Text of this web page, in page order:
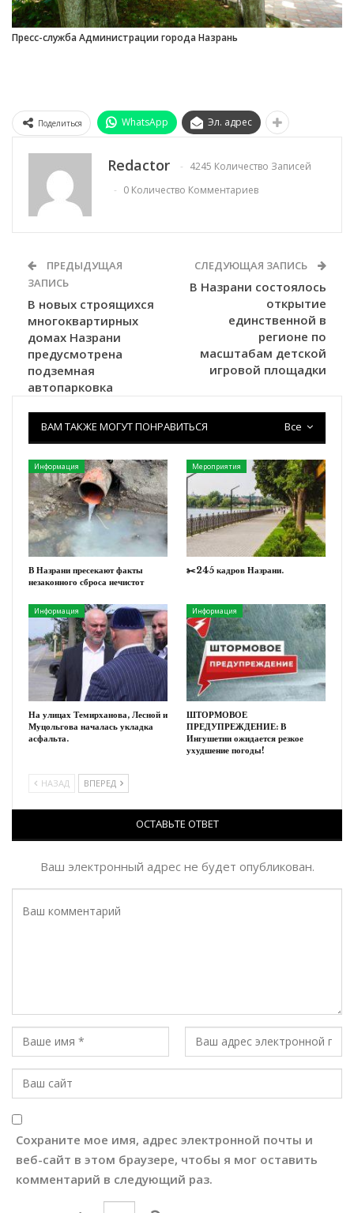
Пресс-служба Администрации города Назрань
Поделиться WhatsApp Эл. адрес
Redactor
4245 Количество Записей
0 Количество Комментариев
ПРЕДЫДУЩАЯ
ЗАПИСЬ
В новых строящихся
многоквартирных
домах Назрани
предусмотрена
подземная
автопарковка
СЛЕДУЮЩАЯ ЗАПИСЬ
В Назрани состоялось
открытие
единственной в
регионе по
масштабам детской
игровой площадки
Все
ВАМ ТАКЖЕ МОГУТ ПОНРАВИТЬСЯ
Информация
В Назрани пресекают факты
незаконного сброса нечистот
Мероприятия
✂️245 кадров Назрани.
Информация
На улицах Темирханова, Лесной и
Муцольгова началась укладка
асфальта.
Информация
ШТОРМОВОЕ
ПРЕДУПРЕЖДЕНИЕ: В
Ингушетии ожидается резкое
ухудшение погоды!
НАЗАД ВПЕРЕД
ОСТАВЬТЕ ОТВЕТ
Ваш электронный адрес не будет опубликован.
Сохраните мое имя, адрес электронной почты и
веб-сайт в этом браузере, чтобы я мог оставить
комментарий в следующий раз.